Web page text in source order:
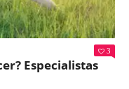
3
Especialistas